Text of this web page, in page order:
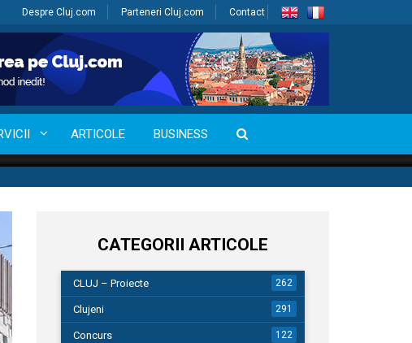
Despre Cluj.com Parteneri Cluj.com Contact
ARTICOLE BUSINESS
CATEGORII ARTICOLE
CLUJ – Proiecte 262
Clujeni 291
Concurs 122